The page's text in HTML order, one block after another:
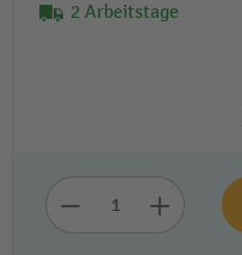
2 Arbeitstage